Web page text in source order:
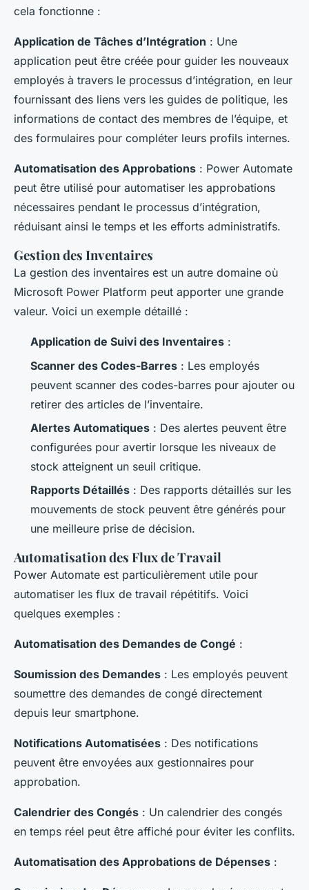
cela fonctionne :
Application de Tâches d’Intégration : Une
application peut être créée pour guider les nouveaux
employés à travers le processus d’intégration, en leur
fournissant des liens vers les guides de politique, les
informations de contact des membres de l’équipe, et
des formulaires pour compléter leurs profils internes.
Automatisation des Approbations : Power Automate
peut être utilisé pour automatiser les approbations
nécessaires pendant le processus d’intégration,
réduisant ainsi le temps et les efforts administratifs.
Gestion des Inventaires
La gestion des inventaires est un autre domaine où
Microsoft Power Platform peut apporter une grande
valeur. Voici un exemple détaillé :
Application de Suivi des Inventaires :
Scanner des Codes-Barres : Les employés
peuvent scanner des codes-barres pour ajouter ou
retirer des articles de l’inventaire.
Alertes Automatiques : Des alertes peuvent être
configurées pour avertir lorsque les niveaux de
stock atteignent un seuil critique.
Rapports Détaillés : Des rapports détaillés sur les
mouvements de stock peuvent être générés pour
une meilleure prise de décision.
Automatisation des Flux de Travail
Power Automate est particulièrement utile pour
automatiser les flux de travail répétitifs. Voici
quelques exemples :
Automatisation des Demandes de Congé :
Soumission des Demandes : Les employés peuvent
soumettre des demandes de congé directement
depuis leur smartphone.
Notifications Automatisées : Des notifications
peuvent être envoyées aux gestionnaires pour
approbation.
Calendrier des Congés : Un calendrier des congés
en temps réel peut être affiché pour éviter les conflits.
Automatisation des Approbations de Dépenses :